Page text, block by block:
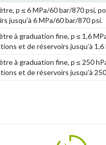
p ≤ 6 MPa/60 bar/870 psi,
jusqu’à 6 MPa/60 bar/870 psi.
à graduation fine, p ≤ 1,6
et de réservoirs jusqu’à
à graduation fine, p ≤ 250
et de réservoirs jusqu’à